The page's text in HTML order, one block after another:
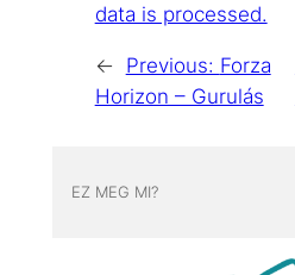
data is processed.
← Previous: Forza
Horizon – Gurulás
EZ MEG MI?